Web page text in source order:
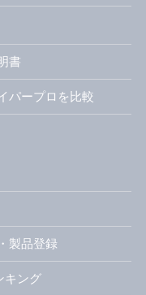
書
パープロを比較
製品登録
キング